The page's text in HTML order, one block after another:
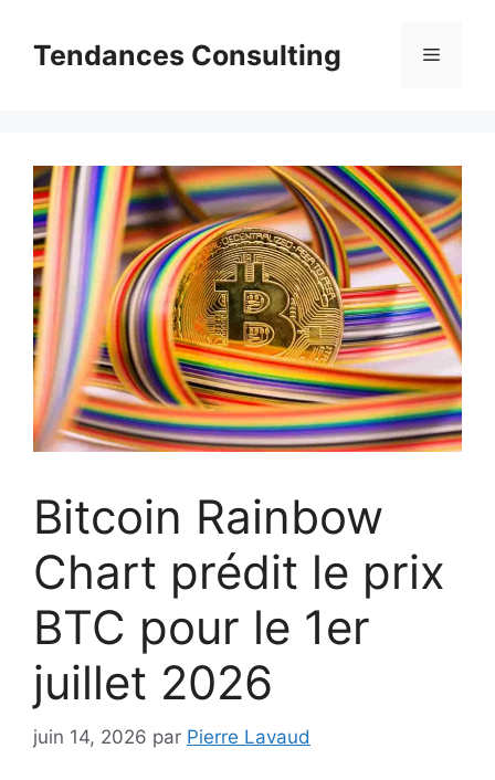
contenuTendances Consulting Menu
Bitcoin Rainbow
Chart prédit le prix
BTC pour le 1er
juillet 2026
juin 14, 2026 par Pierre Lavaud